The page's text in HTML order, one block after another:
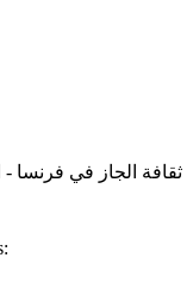
ثقافة الجاز في فرنسا -